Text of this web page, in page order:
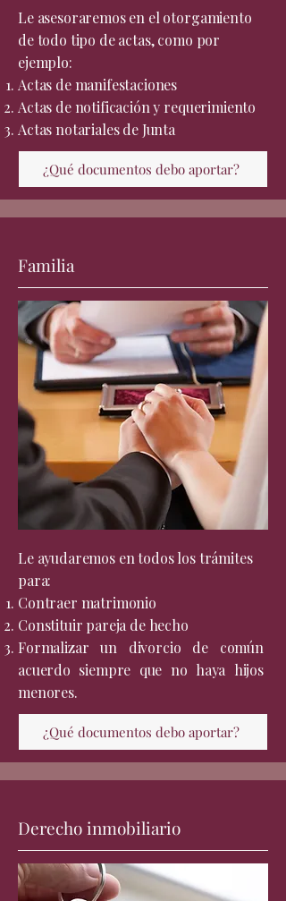
Le asesoraremos en el otorgamiento
de todo tipo de actas, como por
ejemplo:
Actas de manifestaciones
Actas de notificación y requerimiento
Actas notariales de Junta
¿Qué documentos debo aportar?
Familia
Le ayudaremos en todos los trámites
para:
Contraer matrimonio
Constituir pareja de hecho
Formalizar un divorcio de común
acuerdo siempre que no haya hijos
menores. ​
¿Qué documentos debo aportar?
Derecho inmobiliario